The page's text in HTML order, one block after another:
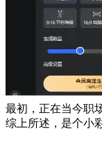
最初，正在当今职
综上所述，是个小